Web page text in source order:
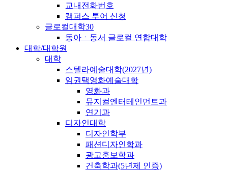
교내전화번호
캠퍼스 투어 신청
글로컬대학30
동아ㆍ동서 글로컬 연합대학
대학/대학원
대학
스텔라예술대학(2027년)
임권택영화예술대학
영화과
뮤지컬엔터테인먼트과
연기과
디자인대학
디자인학부
패션디자인학과
광고홍보학과
건축학과(5년제 인증)